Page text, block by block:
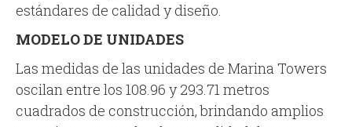
estándares de calidad y diseño.
MODELO DE UNIDADES
Las medidas de las unidades de Marina Towers
oscilan entre los 108.96 y 293.71 metros
cuadrados de construcción, brindando amplios